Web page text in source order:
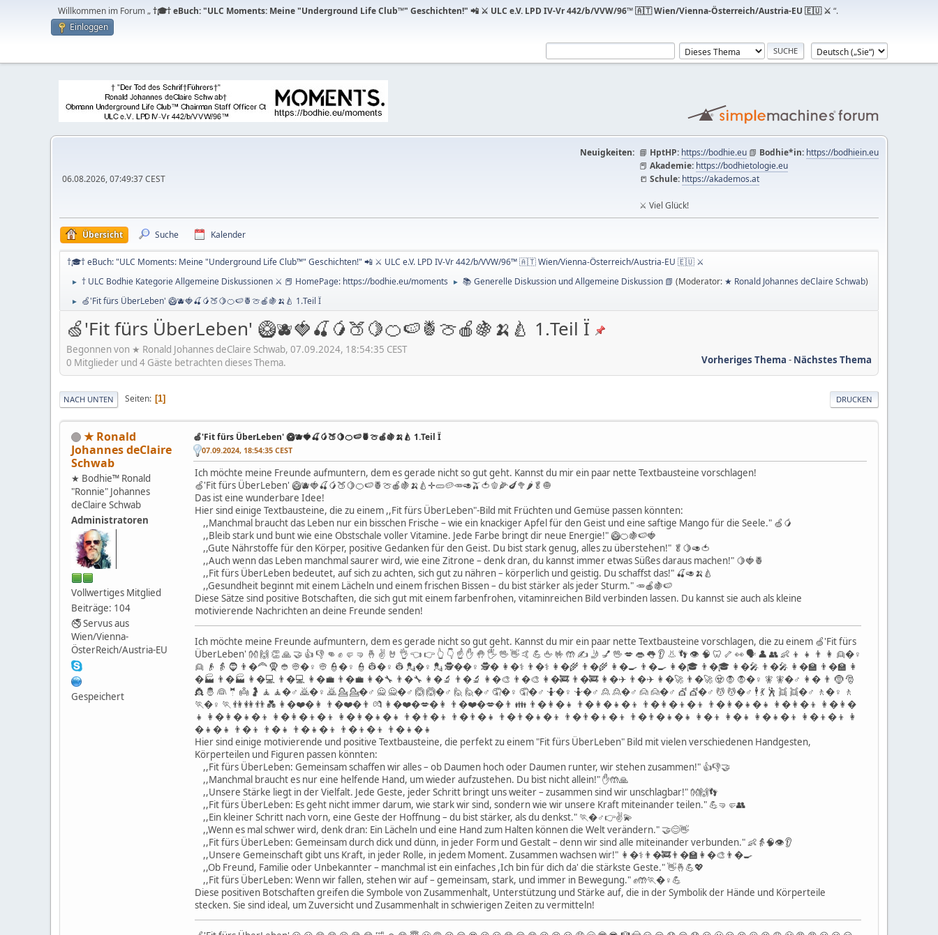
Willkommen im Forum „†🎓† eBuch: "ULC Moments: Meine "Underground Life Club™" Geschichten!" 📲 ⚔ ULC e.V. LPD IV-Vr 442/b/VVW/96™ 🇦🇹 Wien/Vienna-Österreich/Austria-EU 🇪🇺 ⚔ “.
Einloggen
06.08.2026, 07:49:37 CEST
Neuigkeiten: 📘 HptHP: https://bodhie.eu 📗 Bodhie*in: https://bodhiein.eu
📕 Akademie: https://bodhietologie.eu
📒 Schule: https://akademos.at
⚔ Viel Glück!
Übersicht Suche Kalender
†🎓† eBuch: "ULC Moments: Meine "Underground Life Club™" Geschichten!" 📲 ⚔ ULC e.V. LPD IV-Vr 442/b/VVW/96™ 🇦🇹 Wien/Vienna-Österreich/Austria-EU 🇪🇺 ⚔
► † ULC Bodhie Kategorie Allgemeine Diskussionen ⚔ 📕 HomePage: https://bodhie.eu/moments ► 📚 Generelle Diskussion und Allgemeine Diskussion 📗 (Moderator: ★ Ronald Johannes deClaire Schwab)
► 🍏'Fit fürs ÜberLeben' 🥝🫐🍓🍒🥭🍑🍋🍊🍉🍍🍈🍎🍇🍌🍐 1.Teil Ï
🍏'Fit fürs ÜberLeben' 🥝🫐🍓🍒🥭🍑🍋🍊🍉🍍🍈🍎🍇🍌🍐 1.Teil Ï
Begonnen von ★ Ronald Johannes deClaire Schwab, 07.09.2024, 18:54:35 CEST
Vorheriges Thema - Nächstes Thema
0 Mitglieder und 4 Gäste betrachten dieses Thema.
DRUCKEN
NACH UNTEN Seiten 1
★ Ronald
Johannes deClaire
Schwab
★ Bodhie™ Ronald
"Ronnie" Johannes
deClaire Schwab
Administratoren
Vollwertiges Mitglied
Beiträge: 104
🚭 Servus aus
Wien/Vienna-
ÖsterReich/Austria-EU
Gespeichert
🍏'Fit fürs ÜberLeben' 🥝🫐🍓🍒🥭🍑🍋🍊🍉🍍🍈🍎🍇🍌🍐 1.Teil Ï
07.09.2024, 18:54:35 CEST
Ich möchte meine Freunde aufmuntern, dem es gerade nicht so gut geht. Kannst du mir ein paar nette Textbausteine vorschlagen!
🍏'Fit fürs ÜberLeben' 🥝🫐🍓🍒🥭🍑🍋🍊🍉🍍🍈🍎🍇🍌🍐✛🥒🥔🥕🥑🫒🍅🫑🌽🍆🥦🌶🥬🧅
Das ist eine wunderbare Idee!
Hier sind einige Textbausteine, die zu einem ,,Fit fürs ÜberLeben"-Bild mit Früchten und Gemüse passen könnten:
,,Manchmal braucht das Leben nur ein bisschen Frische – wie ein knackiger Apfel für den Geist und eine saftige Mango für die Seele." 🍏🥭
,,Bleib stark und bunt wie eine Obstschale voller Vitamine. Jede Farbe bringt dir neue Energie!" 🥝🍊🍇🍉🍓
,,Gute Nährstoffe für den Körper, positive Gedanken für den Geist. Du bist stark genug, alles zu überstehen!" 🥬🍋🥑🍅
,,Auch wenn das Leben manchmal saurer wird, wie eine Zitrone – denk dran, du kannst immer etwas Süßes daraus machen!" 🍋🍓🍍
,,Fit fürs ÜberLeben bedeutet, auf sich zu achten, sich gut zu nähren – körperlich und geistig. Du schaffst das!" 🍒🥑🍌🍐
,,Gesundheit beginnt mit einem Lächeln und einem frischen Bissen – du bist stärker als jeder Sturm." 🥕🍎🍇🍉
Diese Sätze sind positive Botschaften, die sich gut mit einem farbenfrohen, vitaminreichen Bild verbinden lassen. Du kannst sie auch als kleine
motivierende Nachrichten an deine Freunde senden!
Ich möchte meine Freunde aufmuntern, dem es gerade nicht so gut geht. Kannst du mir ein paar nette Textbausteine vorschlagen, die zu einem 🍏'Fit fürs
ÜberLeben' 👐 🙌 👏 🙏 🤝 👍 👎 👊 ✊ 🤛 🤜 🤞 ✌️ 🤘 👌 👈 👉 👆 👇 ☝️ ✋ 🤚 🖐 🖖 👋 🤙 💪 🖕 🤟 🤲 ✍️ 🤳 💅 🖖 💋 👄 👅 👂 👃 👣 👁 🧠 🦷 🦴 👀 🗣 👤 👥 👶 👦 👧 👨 👩 👱�♀️
👱 👴 👵 🧔 👨�🦰 🧕 👲 👳�♀️ 👳 👮�♀️ 👮 👷�♀️ 👷 💂�♀️ 💂 🕵��♀️ 🕵� 👩�⚕️ 👨�⚕️ 👩�🌾 👨�🌾 👩�🍳 👨�🍳 👩�🎓 👨�🎓 👩�🎤 👨�🎤 👩�🏫 👨�🏫 👩
�🏭 👨�🏭 👩�💻 👨�💻 👩�💼 👨�💼 👩�🔧 👨�🔧 👩�🔬 👨�🔬 👩�🎨 👨�🎨 👩�🚒 👨�🚒 👩�✈️ 👨�✈️ 👩�🚀 👨�🚀 🧟 🧛 🧛�♀️ 🧚 🧚�♂️ 👩� 👨 🤶 🎅
👸 🤴 👰 🤵 👼 🤰 🧘 🧘�♂️ 🙇�♀️ 🙇 💁 💁�♂️ 🙅 🙅�♂️ 🙆 🙆�♂️ 🙋 🙋�♂️ 🤦�♀️ 🤦�♂️ 🤷�♀️ 🤷�♂️ 🙎 🙎�♂️ 🙍 🙍�♂️ 💇 💇�♂️ 💆 💆�♂️ 🕴 💃 🕺 👯 👯�♂️ 🚶�♀️ 🚶
🏃�♀️ 🏃 👫 👭 👬 💑 👩�❤️�👩 👨�❤️�👨 💏 👩�❤️�💋�👩 👨�❤️�💋�👨 👪 👨�👩�👧 👨�👩�👧�👦 👨�👩�👦�👦 👨�👩�👧�👧 👩�👩�👦 👩�👩�
👧 👩�👩�👧�👦 👩�👩�👦�👦 👩�👩�👧�👧 👨�👨�👦 👨�👨�👧 👨�👨�👧�👦 👨�👨�👦�👦 👨�👨�👧�👧 👩�👦 👩�👧 👩�👧�👦 👩�👦�👦 👩
�👧�👧 👨�👦 👨�👧 👨�👧�👦 👨�👦�👦 👨�👧�👧
Hier sind einige motivierende und positive Textbausteine, die perfekt zu einem "Fit fürs ÜberLeben" Bild mit vielen verschiedenen Handgesten,
Körperteilen und Figuren passen könnten:
,,Fit fürs ÜberLeben: Gemeinsam schaffen wir alles – ob Daumen hoch oder Daumen runter, wir stehen zusammen!" 👍👎🤝
,,Manchmal braucht es nur eine helfende Hand, um wieder aufzustehen. Du bist nicht allein!" ✋🤲🙏
,,Unsere Stärke liegt in der Vielfalt. Jede Geste, jeder Schritt bringt uns weiter – zusammen sind wir unschlagbar!" 👐🙌👣
,,Fit fürs ÜberLeben: Es geht nicht immer darum, wie stark wir sind, sondern wie wir unsere Kraft miteinander teilen." 💪🤜🤛👥
,,Ein kleiner Schritt nach vorn, eine Geste der Hoffnung – du bist stärker, als du denkst." 🏃�♂️👉✌️💫
,,Wenn es mal schwer wird, denk dran: Ein Lächeln und eine Hand zum Halten können die Welt verändern." 🤝😊👋
,,Fit fürs ÜberLeben: Gemeinsam durch dick und dünn, in jeder Form und Gestalt – denn wir sind alle miteinander verbunden." 👶👵🧠👁👂
,,Unsere Gemeinschaft gibt uns Kraft, in jeder Rolle, in jedem Moment. Zusammen wachsen wir!" 👩�⚕️👨�🚒👨�🏫👩�🎨👨�🍳
,,Ob Freund, Familie oder Unbekannter – manchmal ist ein einfaches ,Ich bin für dich da' die stärkste Geste." 👋🤞💪💖
,,Fit fürs ÜberLeben: Wenn wir fallen, stehen wir auf – gemeinsam, stark, und immer in Bewegung." ✊🤲🏃�♀️💪
Diese positiven Botschaften greifen die Symbole von Zusammenhalt, Unterstützung und Stärke auf, die in der Symbolik der Hände und Körperteile
stecken. Sie sind ideal, um Zuversicht und Zusammenhalt in schwierigen Zeiten zu vermitteln!